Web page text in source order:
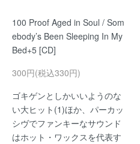
100 Proof Aged in Soul / Som
ebody’s Been Sleeping In My
Bed+5 [CD]
300円(税込330円)
ゴキゲンとしかいいようのな
い大ヒット(1)ほか、パーカッ
シヴでファンキーなサウンド
はホット・ワックスを代表す